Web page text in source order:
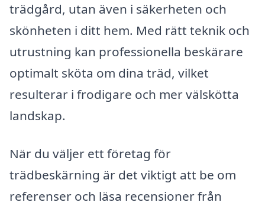
trädgård, utan även i säkerheten och
skönheten i ditt hem. Med rätt teknik och
utrustning kan professionella beskärare
optimalt sköta om dina träd, vilket
resulterar i frodigare och mer välskötta
landskap.
När du väljer ett företag för
trädbeskärning är det viktigt att be om
referenser och läsa recensioner från